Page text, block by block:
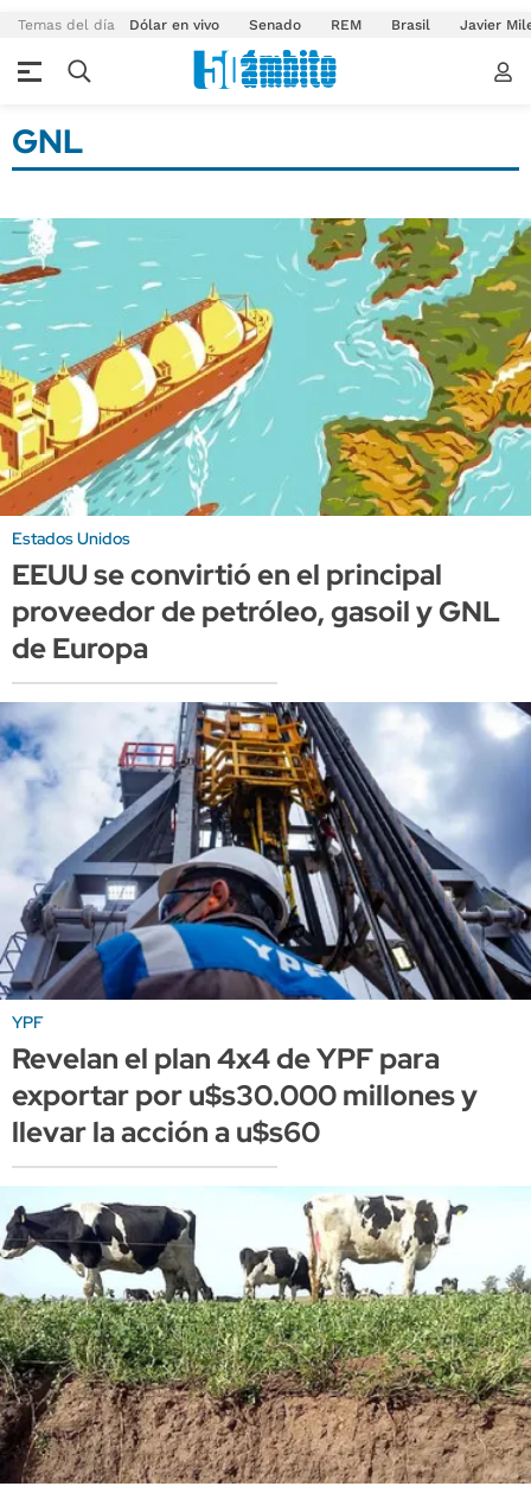
Temas del día Dólar en vivo Senado REM Brasil Javier
GNL
Estados Unidos
EEUU se convirtió en el principal
proveedor de petróleo, gasoil y GNL
de Europa
YPF
Revelan el plan 4x4 de YPF para
exportar por u$s30.000 millones y
llevar la acción a u$s60